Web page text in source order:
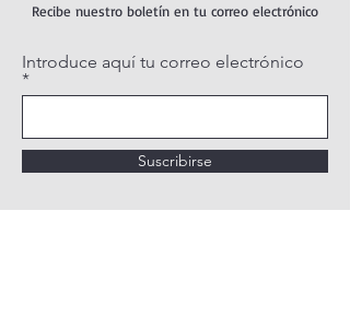
Recibe nuestro boletín en tu correo electrónico
Introduce aquí tu correo electrónico
Suscribirse